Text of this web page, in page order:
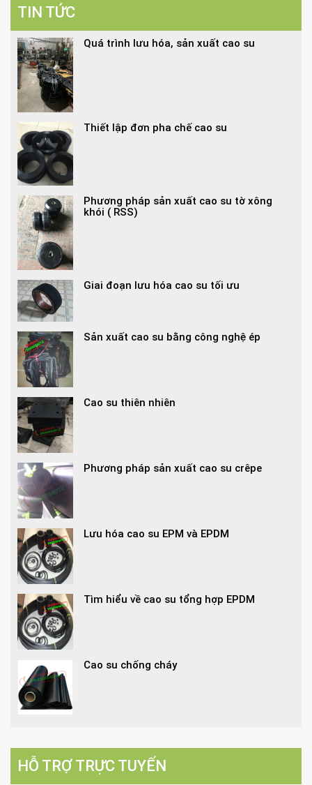
TIN TỨC
Quá trình lưu hóa, sản xuất cao su
Thiết lập đơn pha chế cao su
Phương pháp sản xuất cao su tờ xông
khói ( RSS)
Giai đoạn lưu hóa cao su tối ưu
Sản xuất cao su bằng công nghệ ép
Cao su thiên nhiên
Phương pháp sản xuất cao su crêpe
Lưu hóa cao su EPM và EPDM
Tìm hiểu về cao su tổng hợp EPDM
Cao su chống cháy
HỖ TRỢ TRỰC TUYẾN